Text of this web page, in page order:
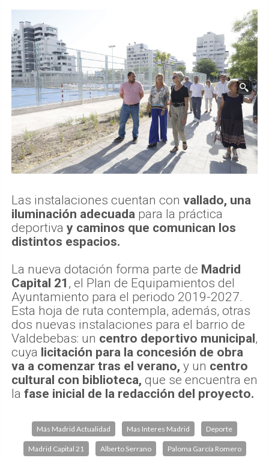
Las instalaciones cuentan con vallado, una
iluminación adecuada para la práctica
deportiva y caminos que comunican los
distintos espacios.
La nueva dotación forma parte de Madrid
Capital 21 , el Plan de Equipamientos del
Ayuntamiento para el periodo 2019-2027.
Esta hoja de ruta contempla, además, otras
dos nuevas instalaciones para el barrio de
Valdebebas: un centro deportivo municipal,
cuya licitación para la concesión de obra
va a comenzar tras el verano, y un centro
cultural con biblioteca, que se encuentra en
la fase inicial de la redacción del proyecto.
Más Madrid Actualidad Mas Interes Madrid Deporte
Madrid Capital 21 Alberto Serrano Paloma García Romero